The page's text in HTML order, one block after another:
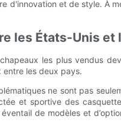
et de style. À
les États-Unis et
les plus vendus
entre les deux pays.
ne sont pas
et sportive des
de modèles et